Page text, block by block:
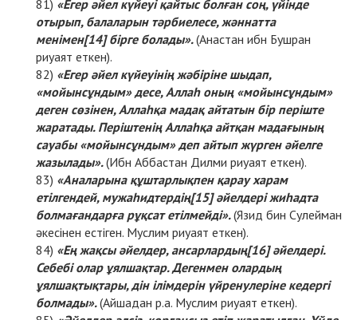
«Егер әйел күйеуі қайтыс болған соң, үйінде
отырып, балаларын тәрбиелесе, жәннатта
менімен[14]бірге болады».(Анастан ибн Бушран
риуаят еткен).
«Егер әйел күйеуінің жәбіріне шыдап,
«мойынсұндым» десе, Аллаһ оның «мойынсұндым»
деген сөзінен, Аллаһқа мадақ айтатын бір періште
жаратады. Періштенің Аллаһқа айтқан мадағының
сауабы «мойынсұндым» деп айтып жүрген әйелге
жазылады».(Ибн Аббастан Дилми риуаят еткен).
«Аналарына құштарлықпен қарау харам
етілгендей, мужаһидтердің[15]әйелдері жиһадта
болмағандарға рұқсат етілмейді».(Язид бин Сулейман
әкесінен естіген. Муслим риуаят еткен).
«Ең жақсы әйелдер, ансарлардың[16]әйелдері.
Себебі олар ұялшақтар. Дегенмен олардың
ұялшақтықтары, дін ілімдерін үйренулеріне кедергі
болмады».(Айшадан р.а. Муслим риуаят еткен).